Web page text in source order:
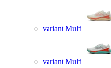
variant Multi
variant Multi